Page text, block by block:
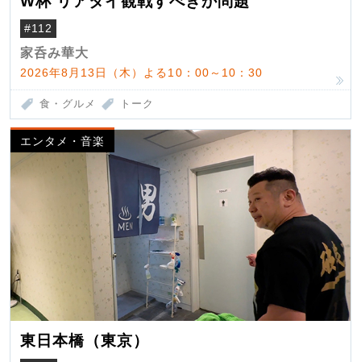
#112
家呑み華大
2026年8月13日（木）よる10：00～10：30
食・グルメ トーク
エンタメ・音楽
東日本橋（東京）